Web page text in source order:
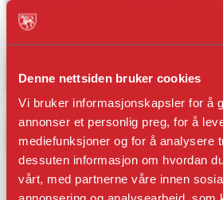
Denne nettsiden bruker cookies
Vi bruker informasjonskapsler for å
annonser et personlig preg, for å
mediefunksjoner og for å analysere
dessuten informasjon om hvordan
vårt, med partnerne våre innen